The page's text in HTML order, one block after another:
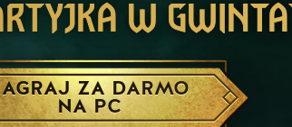
W
ZA DARMO
NA PC